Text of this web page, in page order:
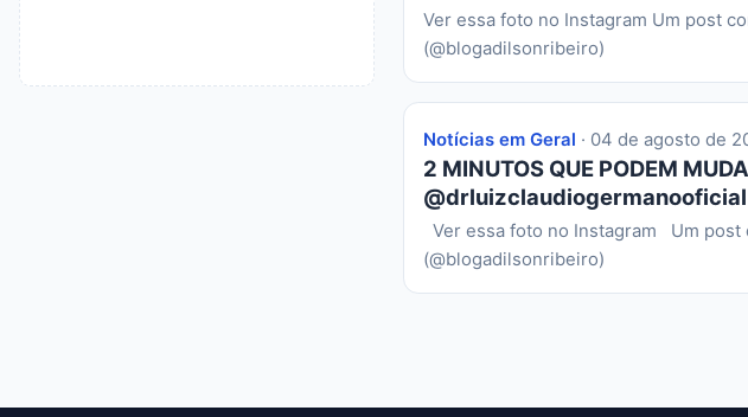
Ver essa foto no Instagram Um post
(@blogadilsonribeiro)
Notícias em Geral · 04 de agosto de
2 MINUTOS QUE PODEM
@drluizclaudiogermanooficial
Ver essa foto no Instagram Um post
(@blogadilsonribeiro)